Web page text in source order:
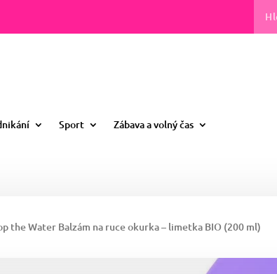
Sport Zábava a volný čas
the Water Balzám na ruce okurka – limetka BIO (200 ml)